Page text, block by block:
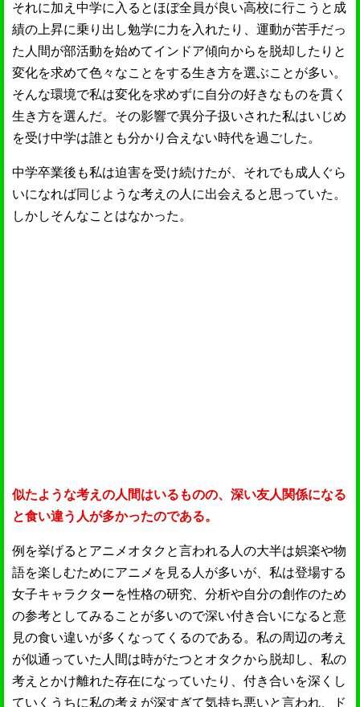
それに加え中学に入るとほぼ全員が良い高校に行こうと成
績の上昇に乗り出し勉学に力を入れたり、運動が苦手だっ
た人間が部活動を始めてインドア傾向からを脱却したりと
変化を求めて色々なことをする生き方を選ぶことが多い。
そんな環境で私は変化を求めずに自分の好きなものを貫く
生き方を選んだ。その影響で異分子扱いされた私はいじめ
を受け中学は誰とも分かり合えない時代を過ごした。
中学卒業後も私は迫害を受け続けたが、それでも成人ぐら
いになれば同じような考えの人に出会えると思っていた。
しかしそんなことはなかった。
似たような考えの人間はいるものの、深い友人関係になる
と食い違う人が多かったのである。
例を挙げるとアニメオタクと言われる人の大半は娯楽や物
語を楽しむためにアニメを見る人が多いが、私は登場する
女子キャラクターを性格の研究、分析や自分の創作のため
の参考としてみることが多いので深い付き合いになると意
見の食い違いが多くなってくるのである。私の周辺の考え
が似通っていた人間は時がたつとオタクから脱却し、私の
考えとかけ離れた存在になっていたり、付き合いを深くし
ていくうちに私の考えが深すぎて気持ち悪いと言われ、ド